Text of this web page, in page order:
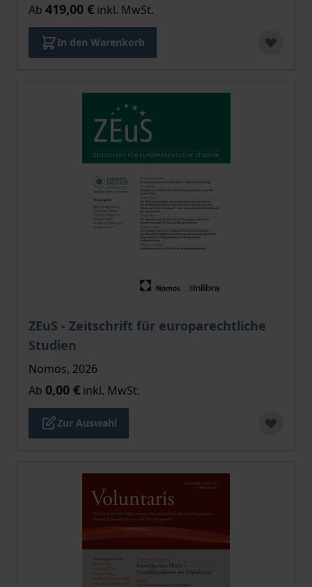
Ab 419,00 € inkl. MwSt.
In den Warenkorb
ZEuS - Zeitschrift für europarechtliche
Studien
Der Preis dieses Titels richtet sich nach der
Nomos, 2026
Ab 0,00 € inkl. MwSt.
Zur Auswahl